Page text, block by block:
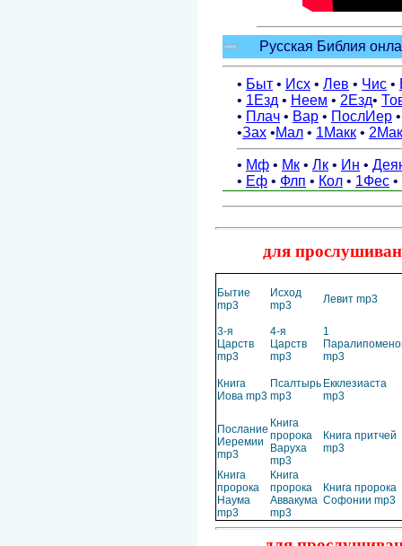
для
Бытие
mp3
Исход
mp3
Левит mp3
3-я
Царств
mp3
4-я
Царств
mp3
1
mp3
Книга
Иова mp3
Псалтырь
mp3
Екклезиаста
mp3
Послание
Иеремии
mp3
Книга
пророка
Варуха
mp3
Книга притчей
mp3
Книга
пророка
Наума
mp3
Книга
пророка
Аввакума
mp3
Книга пророка
Софонии mp3